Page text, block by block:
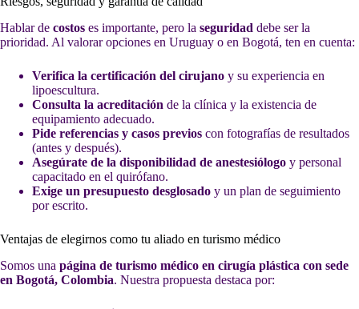
Hablar de costos es importante, pero la seguridad debe ser la
prioridad. Al valorar opciones en Uruguay o en Bogotá, ten en cuenta:
Verifica la certificación del cirujano y su experiencia en
lipoescultura.
Consulta la acreditación de la clínica y la existencia de
equipamiento adecuado.
Pide referencias y casos previos con fotografías de resultados
(antes y después).
Asegúrate de la disponibilidad de anestesiólogo y personal
capacitado en el quirófano.
Exige un presupuesto desglosado y un plan de seguimiento
por escrito.
Ventajas de elegirnos como tu aliado en turismo médico
Somos una página de turismo médico en cirugía plástica con sede
en Bogotá, Colombia. Nuestra propuesta destaca por: